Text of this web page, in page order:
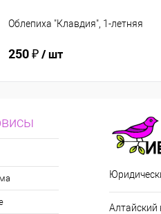
Облепиха "Клавдия", 1-летняя
250 ₽/ шт
Алтайский